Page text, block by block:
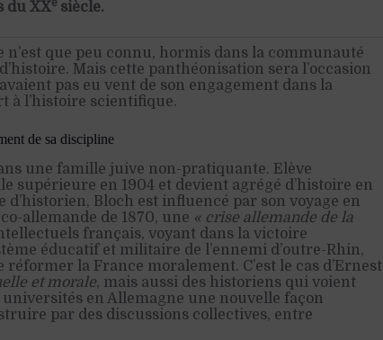
du XXe siècle.
n’est que peu connu, hormis dans la communauté
Mais cette panthéonisation sera l’occasion
pas eu vent de son engagement dans la
à l’histoire scientifique.
de sa discipline
une famille juive non-pratiquante. Elève
supérieure en 1904 et devient agrégé d’histoire en
Bloch est influencé par son voyage en
allemande de 1870, une « crise allemande de la
français, voyant dans la victoire
éducatif et militaire de l’ennemi d’outre-Rhin,
réformer la France moralement. C’est le cas d’Ernest
et morale, mais aussi des historiens qui voient
en Allemagne une nouvelle façon
par des discussions collectives, entre